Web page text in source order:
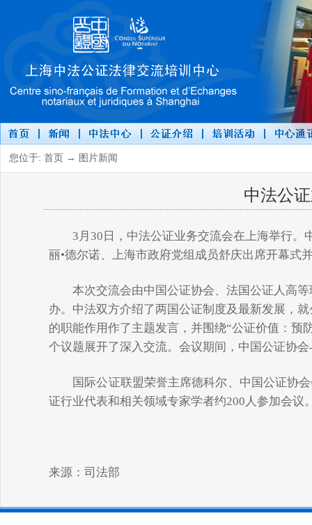
您位于: 首页 → 图片新闻
中法公
3月30日，中法公证业务交流会在上海举行。
丽•德尔诺、上海市政府党组成员舒庆出席开幕式
本次交流会由中国公证协会、法国公证人高等
办。中法双方介绍了两国公证制度及最新发展，
的职能作用作了主题发言，并围绕“公证价值：预
个议题展开了深入交流。会议期间，中国公证协
国际公证联盟荣誉主席德科尔、中国公证协会
证行业代表和相关领域专家学者约200人参加会议
来源：司法部